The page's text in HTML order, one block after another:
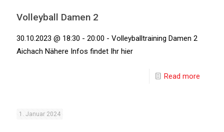
Volleyball Damen 2
30.10.2023 @ 18:30 - 20:00 - Volleyballtraining Damen 2
Aichach Nähere Infos findet Ihr hier
Read more
1. Januar 2024